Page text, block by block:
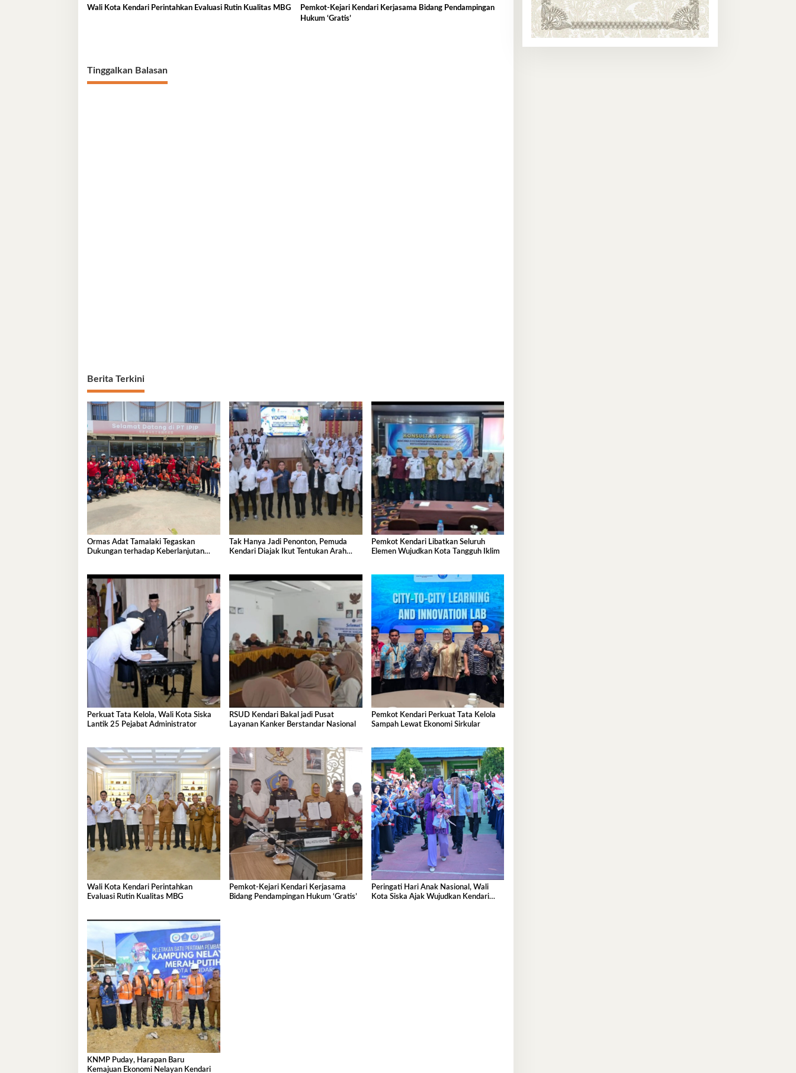
Wali Kota Kendari Perintahkan Evaluasi Rutin Kualitas MBG
Pemkot-Kejari Kendari Kerjasama Bidang Pendampingan
Hukum ‘Gratis’
Tinggalkan Balasan
Berita Terkini
Ormas Adat Tamalaki Tegaskan
Dukungan terhadap Keberlanjutan
Tak Hanya Jadi Penonton, Pemuda
Kendari Diajak Ikut Tentukan Arah
Pemkot Kendari Libatkan Seluruh
Elemen Wujudkan Kota Tangguh Iklim
Perkuat Tata Kelola, Wali Kota Siska
Lantik 25 Pejabat Administrator
RSUD Kendari Bakal jadi Pusat
Layanan Kanker Berstandar Nasional
Pemkot Kendari Perkuat Tata Kelola
Sampah Lewat Ekonomi Sirkular
Wali Kota Kendari Perintahkan
Evaluasi Rutin Kualitas MBG
Pemkot-Kejari Kendari Kerjasama
Bidang Pendampingan Hukum ‘Gratis’
Peringati Hari Anak Nasional, Wali
Kota Siska Ajak Wujudkan Kendari
KNMP Puday, Harapan Baru
Kemajuan Ekonomi Nelayan Kendari